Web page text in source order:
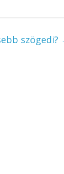
szögedi?